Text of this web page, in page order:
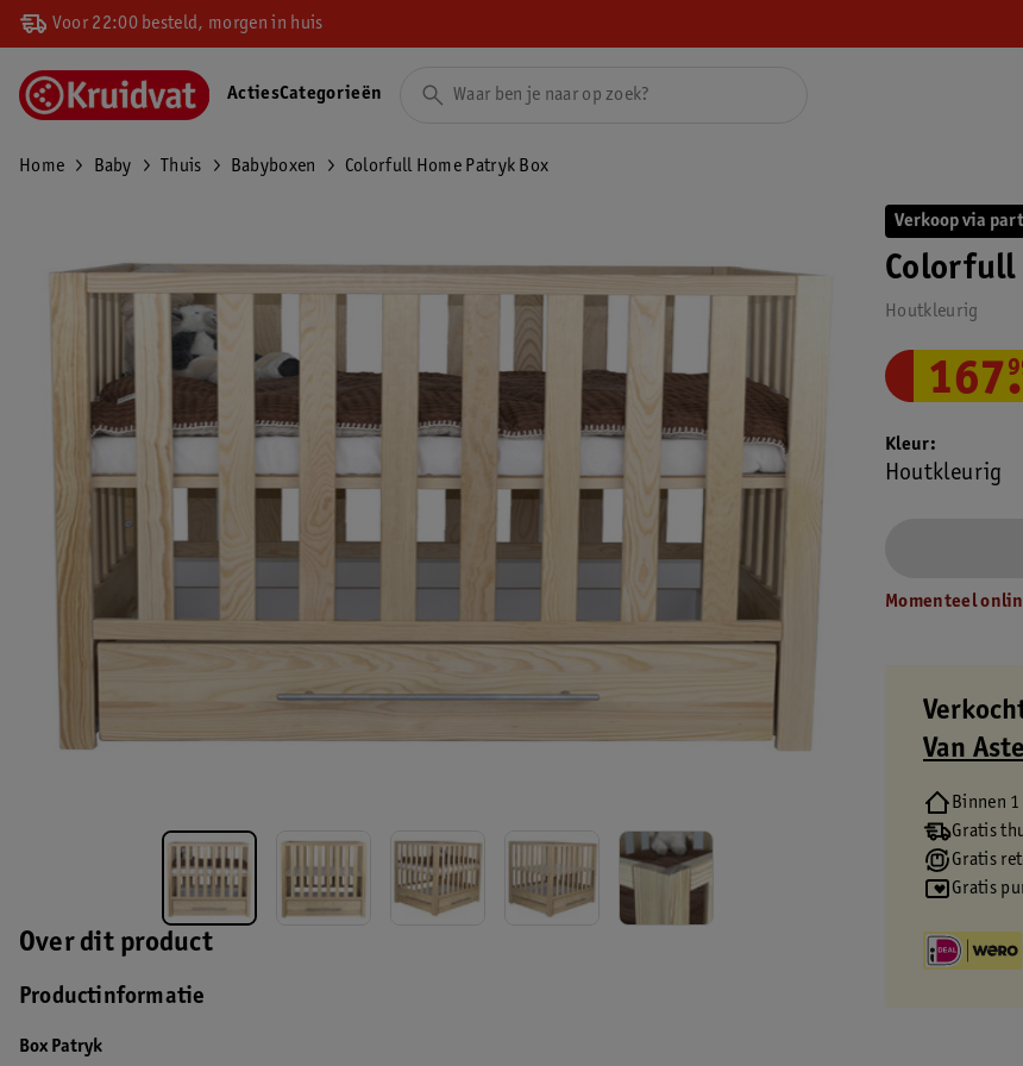
Voor 22:00 besteld, morgen in huis
ActiesCategorieën
Home Baby Thuis Babyboxen Colorfull Home Patryk Box
Over dit product
Productinformatie
Box Patryk
Verkoop via
Colorfull
Houtkleurig
167.
Kleur
Houtkleurig
Momenteel
Van
Binnen
Gratis
Gratis
Gratis